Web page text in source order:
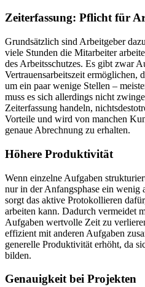
Zeiterfassung: Pflicht für
Grundsätzlich sind Arbeitgeber
viele Stunden die Mitarbeiter
des Arbeitsschutzes. Es gibt zwar
Vertrauensarbeitszeit ermöglichen,
um ein paar wenige Stellen –
muss es sich allerdings nicht
Zeiterfassung handeln,
Vorteile und wird von manchen
genaue Abrechnung zu erhalten.
Höhere Produktivität
Wenn einzelne Aufgaben
nur in der Anfangsphase ein
sorgt das aktive Protokollieren
arbeiten kann. Dadurch vermeidet
Aufgaben wertvolle Zeit zu
effizient mit anderen Aufgaben
generelle Produktivität erhöht, da
bilden.
Genauigkeit bei Projekten